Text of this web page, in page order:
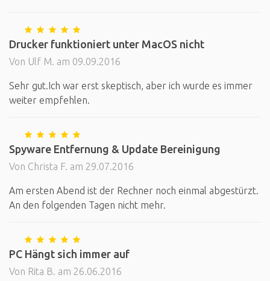
Drucker funktioniert unter MacOS nicht
Von Ulf M. am 09.09.2016
Sehr gut.Ich war erst skeptisch, aber ich wurde es immer
weiter empfehlen.
Spyware Entfernung & Update Bereinigung
Von Christa F. am 29.07.2016
Am ersten Abend ist der Rechner noch einmal abgestürzt.
An den folgenden Tagen nicht mehr.
PC Hängt sich immer auf
Von Rita B. am 26.06.2016